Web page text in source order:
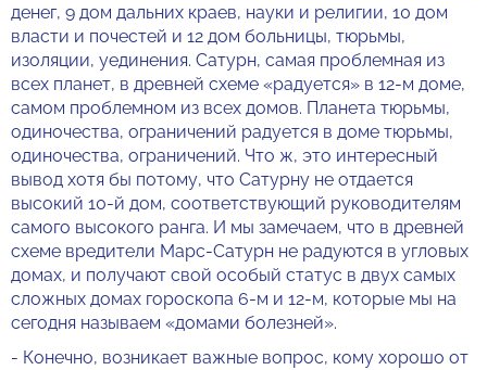
денег, 9 дом дальних краев, науки и религии, 10 дом
власти и почестей и 12 дом больницы, тюрьмы,
изоляции, уединения. Сатурн, самая проблемная из
всех планет, в древней схеме «радуется» в 12-м доме,
самом проблемном из всех домов. Планета тюрьмы,
одиночества, ограничений радуется в доме тюрьмы,
одиночества, ограничений. Что ж, это интересный
вывод хотя бы потому, что Сатурну не отдается
высокий 10-й дом, соответствующий руководителям
самого высокого ранга. И мы замечаем, что в древней
схеме вредители Марс-Сатурн не радуются в угловых
домах, и получают свой особый статус в двух самых
сложных домах гороскопа 6-м и 12-м, которые мы на
сегодня называем «домами болезней».
- Конечно, возникает важные вопрос, кому хорошо от